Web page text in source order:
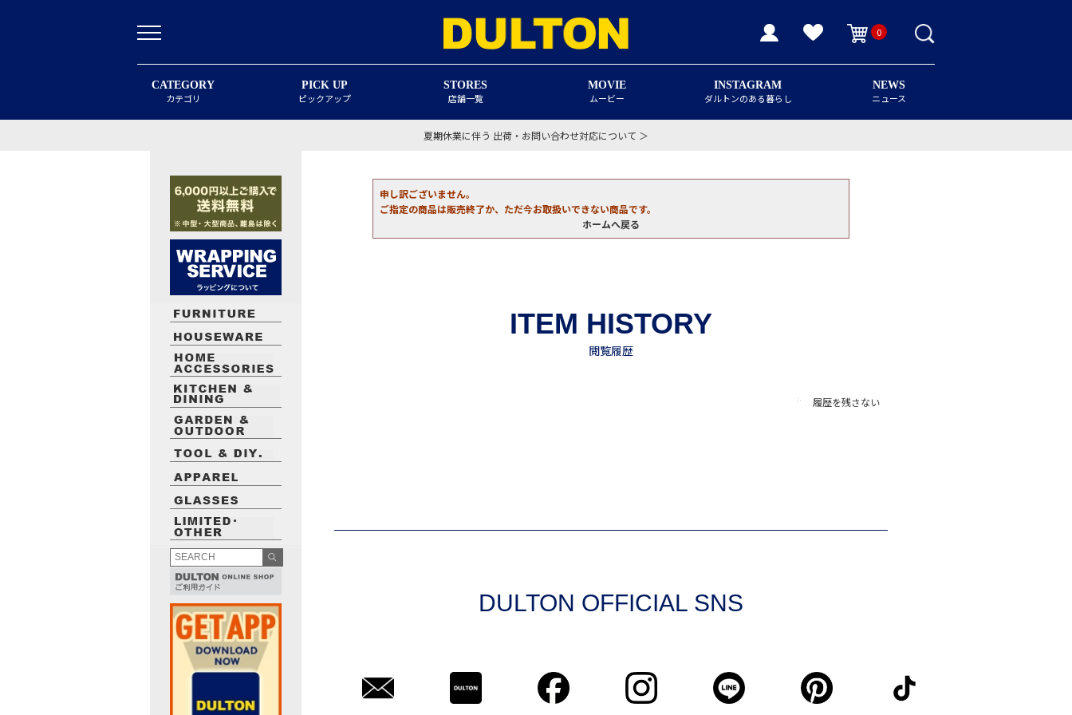
0
CATEGORY
カテゴリ
PICK UP
ピックアップ
STORES
店舗一覧
MOVIE
ムービー
INSTAGRAM
ダルトンのある暮らし
NEWS
ニュース
夏期休業に伴う 出荷・お問い合わせ対応について ＞
申し訳ございません。
ご指定の商品は販売終了か、ただ今お取扱いできない商品です。
ホームへ戻る
履歴を残さない
DULTON OFFICIAL SNS